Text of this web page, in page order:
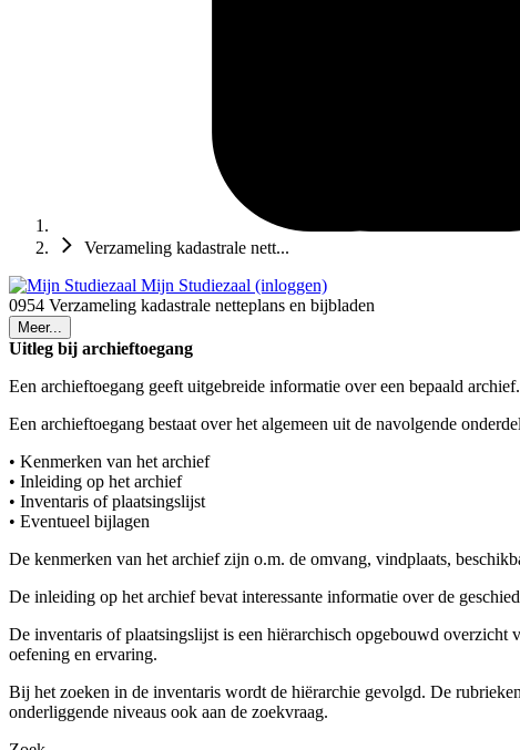
Verzameling kadastrale nett...
Mijn Studiezaal (inloggen)
0954 Verzameling kadastrale netteplans en bijbladen
Meer...
Uitleg bij archieftoegang
Een archieftoegang geeft uitgebreide informatie over een bepaald archief.
Een archieftoegang bestaat over het algemeen uit de navolgende
• Kenmerken van het archief
• Inleiding op het archief
• Inventaris of plaatsingslijst
• Eventueel bijlagen
De kenmerken van het archief zijn o.m. de omvang, vindplaats,
De inleiding op het archief bevat interessante informatie over de
De inventaris of plaatsingslijst is een hiërarchisch opgebouwd
oefening en ervaring.
Bij het zoeken in de inventaris wordt de hiërarchie gevolgd. De
onderliggende niveaus ook aan de zoekvraag.